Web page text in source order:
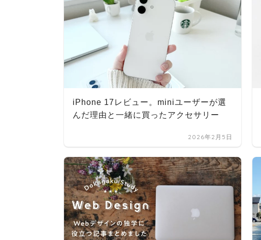
iPhone 17レビュー。miniユーザーが選
んだ理由と一緒に買ったアクセサリー
2026年2月5日